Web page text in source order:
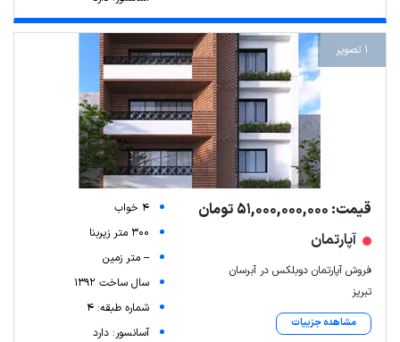
1 تصویر
قیمت: 51,000,000,000 تومان
آپارتمان
فروش آپارتمان دوبلکس در آبرسان
تبریز
مشاهده جزییات
4 خواب
300 متر زیربنا
-- متر زمین
سال ساخت 1392
شماره طبقه: 4
آسانسور: دارد